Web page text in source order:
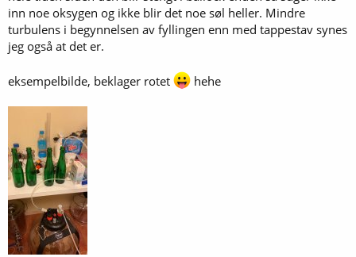
inn noe oksygen og ikke blir det noe søl heller. Mindre
turbulens i begynnelsen av fyllingen enn med tappestav synes
jeg også at det er.
eksempelbilde, beklager rotet hehe